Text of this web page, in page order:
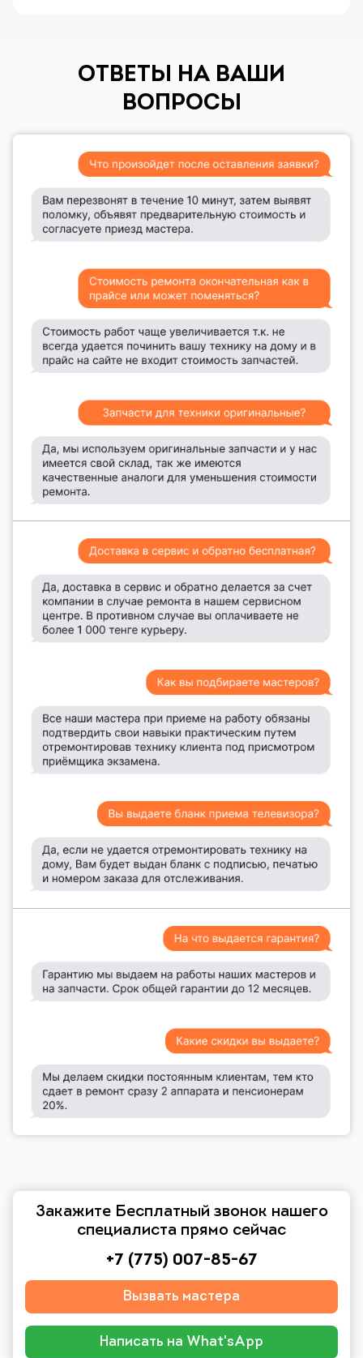
ОТВЕТЫ НА ВАШИ
ВОПРОСЫ
Закажите Бесплатный звонок нашего
специалиста прямо сейчас
+7 (775) 007-85-67
Вызвать мастера
Написать на What'sApp